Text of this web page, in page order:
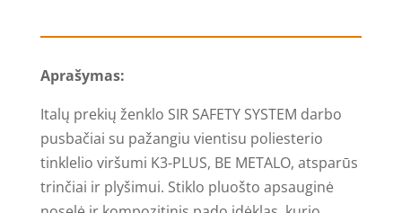
pusbačiai,
PLUS
-
SAFETY
SYSTEM
Aprašymas:
Italų prekių ženklo SIR SAFETY SYSTEM darbo
pusbačiai su pažangiu vientisu poliesterio
tinklelio viršumi K3-PLUS, BE METALO, atsparūs
trinčiai ir plyšimui. Stiklo pluošto apsauginė